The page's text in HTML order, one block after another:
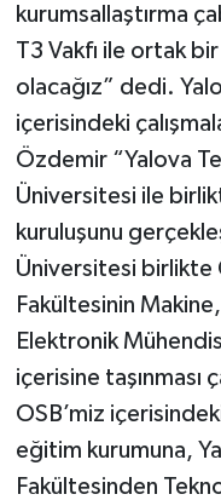
kurumsallaştırma
T3 Vakfı ile ortak
olacağız” dedi.
içerisindeki
Özdemir “Yalova
Üniversitesi ile
kuruluşunu
Üniversitesi birlikte
Fakültesinin
Elektronik
içerisine taşınması
OSB’miz
eğitim kurumuna,
Fakültesinden